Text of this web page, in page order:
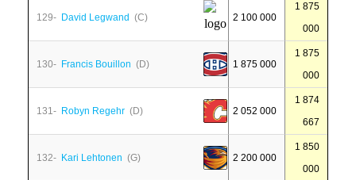
129- David Legwand (C) 2 100 000
1 875
000
130- Francis Bouillon (D) 1 875 000
1 875
000
131- Robyn Regehr (D) 2 052 000
1 874
667
132- Kari Lehtonen (G) 2 200 000
1 850
000